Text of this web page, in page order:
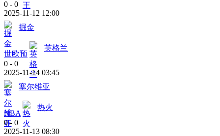
0 - 0
2025-11-12 12:00
掘金
世欧预
英格兰
0 - 0
2025-11-14 03:45
塞尔维亚
NBA
热火
0 - 0
2025-11-13 08:30